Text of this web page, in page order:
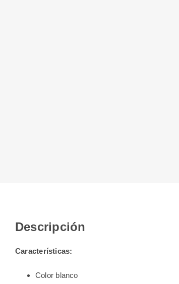
Descripción
Características:
Color blanco